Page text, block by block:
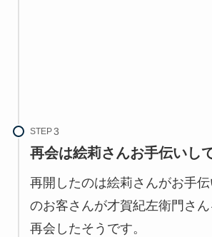
STEP
再会は絵莉さんお手伝いし
再開したのは絵莉さんがお手
のお客さんが才賀紀左衛門さん
再会したそうです。